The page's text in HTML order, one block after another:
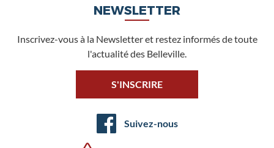
NEWSLETTER
Inscrivez-vous à la Newsletter et restez informés de toute
l'actualité des Belleville.
S'INSCRIRE
Suivez-nous